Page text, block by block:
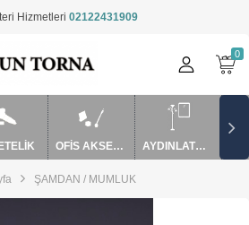
Hizmetleri 02122431909
Tüm Kategoriler
/ EV AKSESUARLARI
VE SAKSI
VE APARATLAR
ürünler
OFİS AKSESUARLARI AYDINLATMA / EV AKSESUARLARI
ŞAMDAN / MUMLUK